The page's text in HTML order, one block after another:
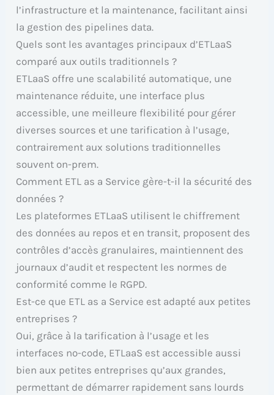
l’infrastructure et la maintenance, facilitant ainsi
la gestion des pipelines data.
Quels sont les avantages principaux d’ETLaaS
comparé aux outils traditionnels ?
ETLaaS offre une scalabilité automatique, une
maintenance réduite, une interface plus
accessible, une meilleure flexibilité pour gérer
diverses sources et une tarification à l’usage,
contrairement aux solutions traditionnelles
souvent on-prem.
Comment ETL as a Service gère-t-il la sécurité des
données ?
Les plateformes ETLaaS utilisent le chiffrement
des données au repos et en transit, proposent des
contrôles d’accès granulaires, maintiennent des
journaux d’audit et respectent les normes de
conformité comme le RGPD.
Est-ce que ETL as a Service est adapté aux petites
entreprises ?
Oui, grâce à la tarification à l’usage et les
interfaces no-code, ETLaaS est accessible aussi
bien aux petites entreprises qu’aux grandes,
permettant de démarrer rapidement sans lourds